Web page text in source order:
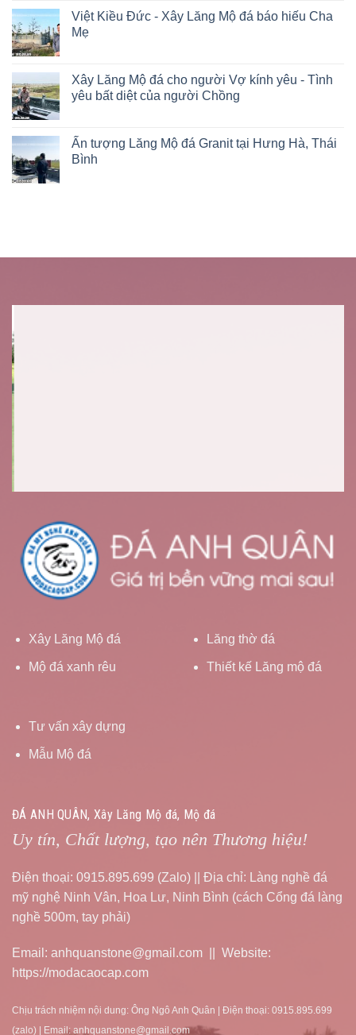
Việt Kiều Đức - Xây Lăng Mộ đá báo hiếu Cha
Mẹ
Xây Lăng Mộ đá cho người Vợ kính yêu - Tình
yêu bất diệt của người Chồng
Ấn tượng Lăng Mộ đá Granit tại Hưng Hà, Thái
Bình
Xây Lăng Mộ đá
Mộ đá xanh rêu
Lăng thờ đá
Thiết kế Lăng mộ đá
Tư vấn xây dựng
Mẫu Mộ đá
ĐÁ ANH QUÂN, Xây Lăng Mộ đá, Mộ đá
Uy tín, Chất lượng, tạo nên Thương hiệu!
Điện thoại: 0915.895.699 (Zalo) || Địa chỉ: Làng nghề đá
mỹ nghệ Ninh Vân, Hoa Lư, Ninh Bình (cách Cổng đá làng
nghề 500m, tay phải)
Email: anhquanstone@gmail.com || Website:
https://modacaocap.com
Chịu trách nhiệm nội dung: Ông Ngô Anh Quân | Điện thoại: 0915.895.699
(zalo) | Email: anhquanstone@gmail.com